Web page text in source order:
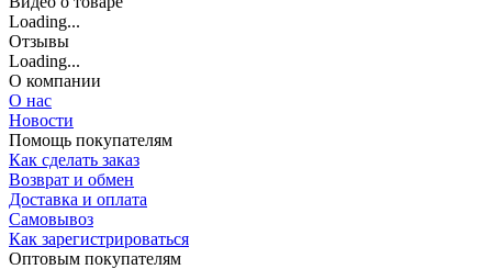
Loading...
Отзывы
Loading...
О компании
О нас
Новости
Помощь покупателям
Как сделать заказ
Возврат и обмен
Доставка и оплата
Самовывоз
Как зарегистрироваться
Оптовым покупателям